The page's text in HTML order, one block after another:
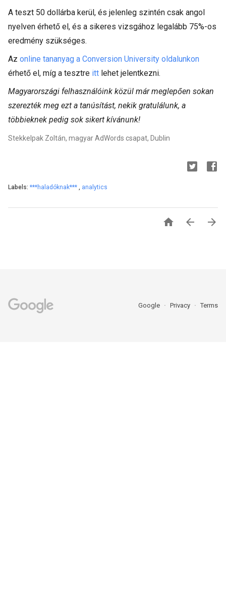
A teszt 50 dollárba kerül, és jelenleg szintén csak angol
nyelven érhető el, és a sikeres vizsgához legalább 75%-os
eredmény szükséges.
Az online tananyag a Conversion University oldalunkon
érhető el, míg a tesztre itt lehet jelentkezni.
Magyarországi felhasználóink közül már meglepően sokan
szerezték meg ezt a tanúsítást, nekik gratulálunk, a
többieknek pedig sok sikert kívánunk!
Stekkelpak Zoltán, magyar AdWords csapat, Dublin
Labels: ***haladóknak*** , analytics
  
Google Privacy Terms